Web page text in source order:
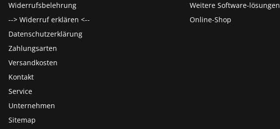
Widerrufsbelehrung
--> Widerruf erklären <--
Datenschutzerklärung
Zahlungsarten
Versandkosten
Kontakt
Service
Unternehmen
Sitemap
Weitere Software-lösungen
Online-Shop